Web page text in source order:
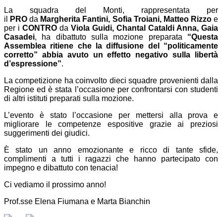
La squadra del Monti, rappresentata per
il
PRO da Margherita Fantini, Sofia Troiani, Matteo Rizzo e
per i CONTRO da Viola Guidi, Chantal Cataldi Anna, Gaia
Casadei, ha dibattuto sulla mozione preparata
“Questa
Assemblea ritiene che la diffusione del “politicamente
corretto” abbia avuto un effetto negativo sulla libertà
d’espressione”.
La competizione ha coinvolto dieci squadre provenienti dalla
Regione ed è stata l’occasione per confrontarsi con studenti
di altri istituti preparati sulla mozione.
L’evento è stato l’occasione per mettersi alla prova e
migliorare le competenze espositive grazie ai preziosi
suggerimenti dei giudici.
È stato un anno emozionante e ricco di tante sfide,
complimenti a tutti i ragazzi che hanno partecipato con
impegno e dibattuto con tenacia!
Ci vediamo il prossimo anno!
Prof.sse Elena Fiumana e Marta Bianchin